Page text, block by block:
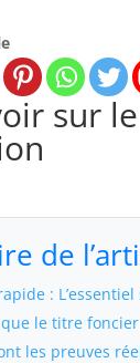
sur
de
:
que le titre
les preuves